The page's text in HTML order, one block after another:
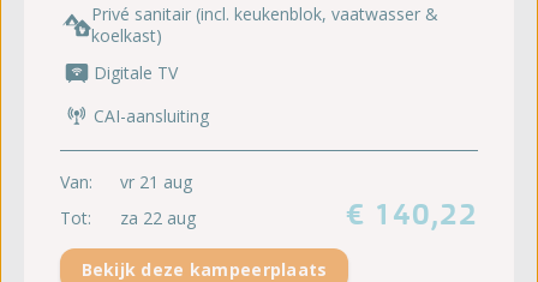
Privé sanitair (incl. keukenblok, vaatwasser &
koelkast)
Digitale TV
CAI-aansluiting
Van:
vr 21 aug
Tot:
za 22 aug € 140,22
Bekijk deze kampeerplaats